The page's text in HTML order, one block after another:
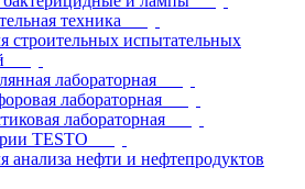
техника
строительных испытательных
лабораторная
лабораторная
лабораторная
TESTO
анализа нефти и нефтепродуктов